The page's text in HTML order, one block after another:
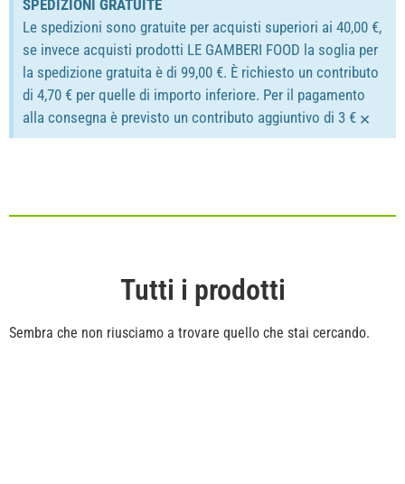
SPEDIZIONI GRATUITE
Le spedizioni sono gratuite per acquisti superiori ai 40,00 €,
se invece acquisti prodotti LE GAMBERI FOOD la soglia per
la spedizione gratuita è di 99,00 €. È richiesto un contributo
di 4,70 € per quelle di importo inferiore. Per il pagamento
alla consegna è previsto un contributo aggiuntivo di 3 € ×
Tutti i prodotti
Sembra che non riusciamo a trovare quello che stai cercando.